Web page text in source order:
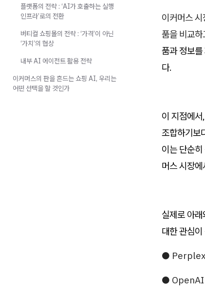
이커머스
품을 비교하
품과 정보를
다.
이 지점에
조합하기보
이는 단순
머스 시장
실제로 아
대한 관심
●
● OpenAI
플랫폼의 전략 : ‘AI가 호출하는 실행
인프라’로의 전환
버티컬 쇼핑몰의 전략 : ‘가격’이 아닌
‘가치’의 협상
내부 AI 에이전트 활용 전략
이커머스의 판을 흔드는 쇼핑 AI, 우리는
어떤 선택을 할 것인가